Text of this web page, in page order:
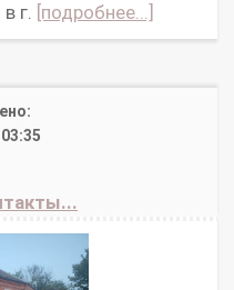
г. [подробнее...]